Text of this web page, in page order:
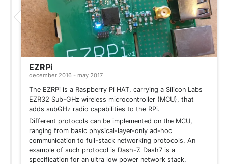
Project
EZRPi
december 2016 - may 2017
The EZRPi is a Raspberry Pi HAT, carrying a Silicon Labs
EZR32 Sub-GHz wireless microcontroller (MCU), that
adds subGHz radio capabilities to the RPi.
Different protocols can be implemented on the MCU,
ranging from basic physical-layer-only ad-hoc
communication to full-stack networking protocols. An
example of such protocol is Dash-7. Dash7 is a
specification for an ultra low power network stack,